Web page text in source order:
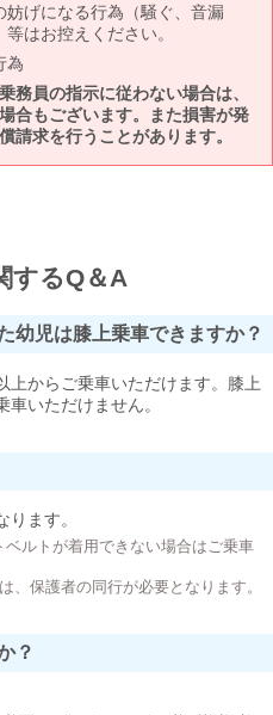
げになる行為（騒ぐ、音漏
はお控えください。
為
務員の指示に従わない場合は、
合もございます。また損害が発
請求を行うことがあります。
するQ＆A
幼児は膝上乗車できますか？
上からご乗車いただけます。膝上
いただけません。
ます。
ルトが着用できない場合はご乗車
保護者の同行が必要となります。
？